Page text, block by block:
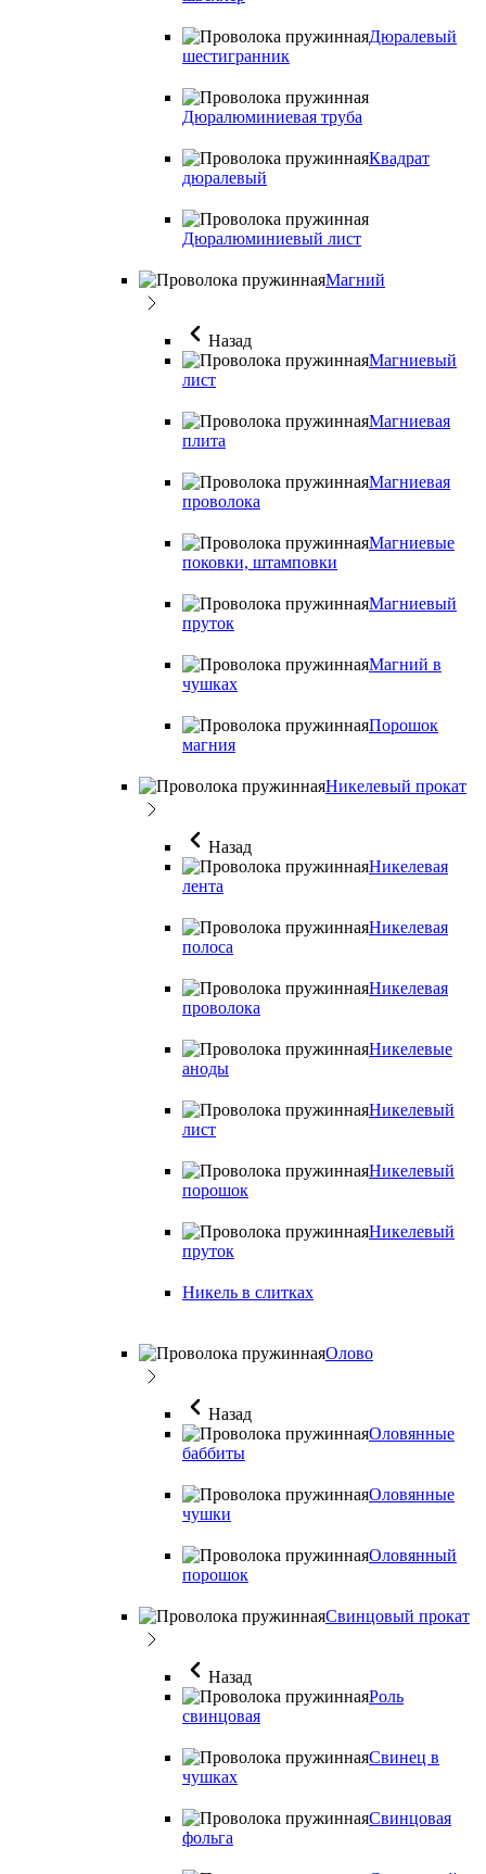
Дюралевый
шестигранник
Дюралюминиевая труба
Квадрат
дюралевый
Дюралюминиевый лист
Магний
Назад
Магниевый
лист
Магниевая
плита
Магниевая
проволока
Магниевые
поковки, штамповки
Магниевый
пруток
Магний в
чушках
Порошок
магния
Никелевый прокат
Назад
Никелевая
лента
Никелевая
полоса
Никелевая
проволока
Никелевые
аноды
Никелевый
лист
Никелевый
порошок
Никелевый
пруток
Никель в слитках
Олово
Назад
Оловянные
баббиты
Оловянные
чушки
Оловянный
порошок
Свинцовый прокат
Назад
Роль
свинцовая
Свинец в
чушках
Свинцовая
фольга